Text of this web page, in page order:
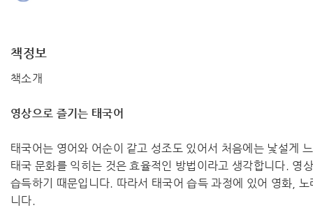
책정보
책소개
영상으로 즐기는 태국어
태국어는 영어와 어순이 같고 성조도 있어서 처음에는 낯설게
태국 문화를 익히는 것은 효율적인 방법이라고 생각합니다. 영
습득하기 때문입니다. 따라서 태국어 습득 과정에 있어 영화,
니다.